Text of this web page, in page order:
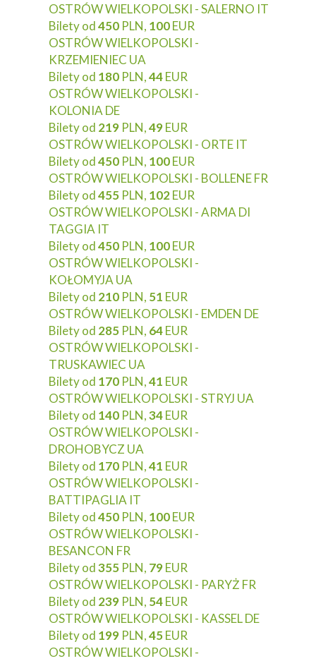
OSTRÓW WIELKOPOLSKI - SALERNO IT
Bilety od450 PLN, 100EUR
OSTRÓW WIELKOPOLSKI -
KRZEMIENIEC UA
Bilety od 180 PLN,44EUR
OSTRÓW WIELKOPOLSKI -
KOLONIA DE
Bilety od 219 PLN,49EUR
OSTRÓW WIELKOPOLSKI - ORTE IT
Bilety od450 PLN, 100EUR
OSTRÓW WIELKOPOLSKI - BOLLENE FR
Bilety od455 PLN, 102EUR
OSTRÓW WIELKOPOLSKI - ARMA DI
TAGGIA IT
Bilety od450 PLN, 100EUR
OSTRÓW WIELKOPOLSKI -
KOŁOMYJA UA
Bilety od 210 PLN, 51 EUR
OSTRÓW WIELKOPOLSKI - EMDEN DE
Bilety od 285 PLN, 64EUR
OSTRÓW WIELKOPOLSKI -
TRUSKAWIEC UA
Bilety od 170 PLN,41 EUR
OSTRÓW WIELKOPOLSKI - STRYJ UA
Bilety od 140 PLN,34EUR
OSTRÓW WIELKOPOLSKI -
DROHOBYCZ UA
Bilety od 170 PLN,41 EUR
OSTRÓW WIELKOPOLSKI -
BATTIPAGLIA IT
Bilety od450 PLN, 100EUR
OSTRÓW WIELKOPOLSKI -
BESANCON FR
Bilety od355 PLN, 79EUR
OSTRÓW WIELKOPOLSKI - PARYŻ FR
Bilety od 239 PLN, 54EUR
OSTRÓW WIELKOPOLSKI - KASSEL DE
Bilety od 199 PLN,45EUR
OSTRÓW WIELKOPOLSKI -